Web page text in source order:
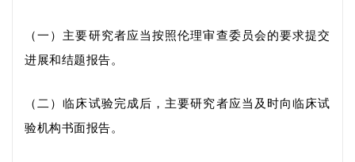
（一）主要研究者应当按照伦理审查委员会的要求提交
进展和结题报告。
（二）临床试验完成后，主要研究者应当及时向临床试
验机构书面报告。